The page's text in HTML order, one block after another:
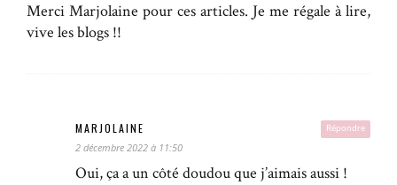
Merci Marjolaine pour ces articles. Je me régale à lire,
vive les blogs !!
Répondre
MARJOLAINE
2 décembre 2022 à 11:50
Oui, ça a un côté doudou que j’aimais aussi !